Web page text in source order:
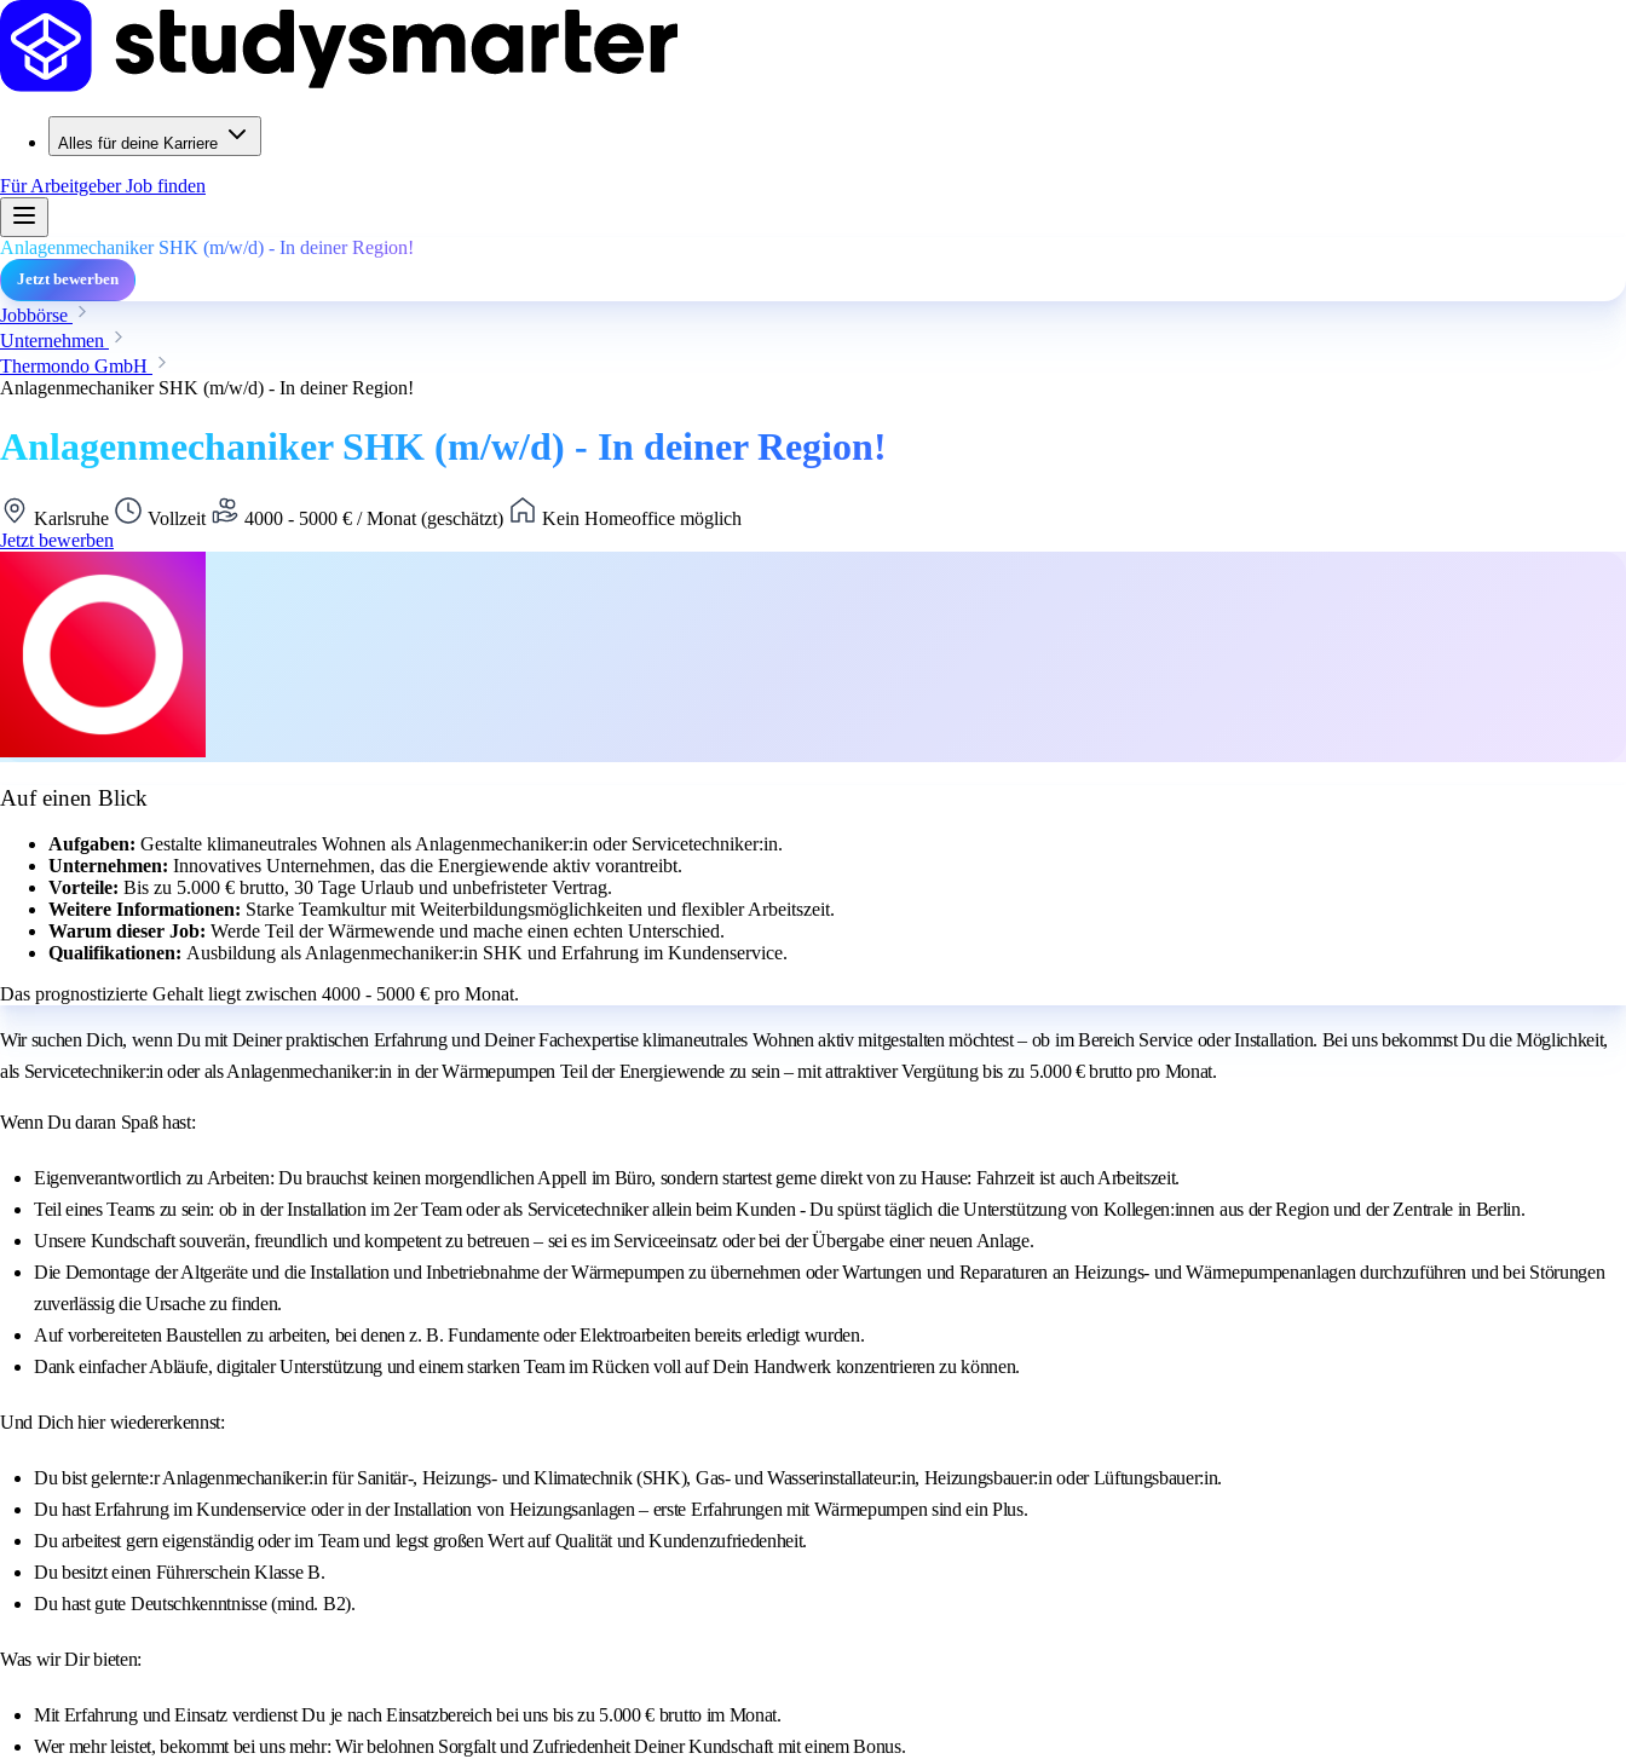
Alles für deine Karriere
Für ArbeitgeberJob finden
Anlagenmechaniker SHK (m/w/d) - In deiner Region!
Jetzt bewerben
Jobbörse
Unternehmen
Thermondo GmbH
Anlagenmechaniker SHK (m/w/d) - In deiner Region!
Anlagenmechaniker SHK (m/w/d) - In deiner Region!
Karlsruhe Vollzeit 4000 - 5000 € / Monat (geschätzt)
Kein Homeoffice möglich
Jetzt bewerben
Auf einen Blick
Aufgaben: Gestalte klimaneutrales Wohnen als Anlagenmechaniker:in oder Servicetechniker:in.
Unternehmen: Innovatives Unternehmen, das die Energiewende aktiv vorantreibt.
Vorteile: Bis zu 5.000 € brutto, 30 Tage Urlaub und unbefristeter Vertrag.
Weitere Informationen: Starke Teamkultur mit Weiterbildungsmöglichkeiten und flexibler Arbeitszeit.
Warum dieser Job: Werde Teil der Wärmewende und mache einen echten Unterschied.
Qualifikationen: Ausbildung als Anlagenmechaniker:in SHK und Erfahrung im Kundenservice.
Das prognostizierte Gehalt liegt zwischen 4000 - 5000 € pro Monat.
Wir suchen Dich, wenn Du mit Deiner praktischen Erfahrung und Deiner Fachexpertise klimaneutrales Wohnen aktiv mitgestalten möchtest – ob im Bereich Service oder Installation. Bei uns bekommst Du die Möglichkeit,
als Servicetechniker:in oder als Anlagenmechaniker:in in der Wärmepumpen Teil der Energiewende zu sein – mit attraktiver Vergütung bis zu 5.000 € brutto pro Monat.
Wenn Du daran Spaß hast:
Eigenverantwortlich zu Arbeiten: Du brauchst keinen morgendlichen Appell im Büro, sondern startest gerne direkt von zu Hause: Fahrzeit ist auch Arbeitszeit.
Teil eines Teams zu sein: ob in der Installation im 2er Team oder als Servicetechniker allein beim Kunden - Du spürst täglich die Unterstützung von Kollegen:innen aus der Region und der Zentrale in Berlin.
Unsere Kundschaft souverän, freundlich und kompetent zu betreuen – sei es im Serviceeinsatz oder bei der Übergabe einer neuen Anlage.
Die Demontage der Altgeräte und die Installation und Inbetriebnahme der Wärmepumpen zu übernehmen oder Wartungen und Reparaturen an Heizungs- und Wärmepumpenanlagen durchzuführen und bei Störungen
zuverlässig die Ursache zu finden.
Auf vorbereiteten Baustellen zu arbeiten, bei denen z. B. Fundamente oder Elektroarbeiten bereits erledigt wurden.
Dank einfacher Abläufe, digitaler Unterstützung und einem starken Team im Rücken voll auf Dein Handwerk konzentrieren zu können.
Und Dich hier wiedererkennst:
Du bist gelernte:r Anlagenmechaniker:in für Sanitär-, Heizungs- und Klimatechnik (SHK), Gas- und Wasserinstallateur:in, Heizungsbauer:in oder Lüftungsbauer:in.
Du hast Erfahrung im Kundenservice oder in der Installation von Heizungsanlagen – erste Erfahrungen mit Wärmepumpen sind ein Plus.
Du arbeitest gern eigenständig oder im Team und legst großen Wert auf Qualität und Kundenzufriedenheit.
Du besitzt einen Führerschein Klasse B.
Du hast gute Deutschkenntnisse (mind. B2).
Was wir Dir bieten:
Mit Erfahrung und Einsatz verdienst Du je nach Einsatzbereich bei uns bis zu 5.000 € brutto im Monat.
Wer mehr leistet, bekommt bei uns mehr: Wir belohnen Sorgfalt und Zufriedenheit Deiner Kundschaft mit einem Bonus.